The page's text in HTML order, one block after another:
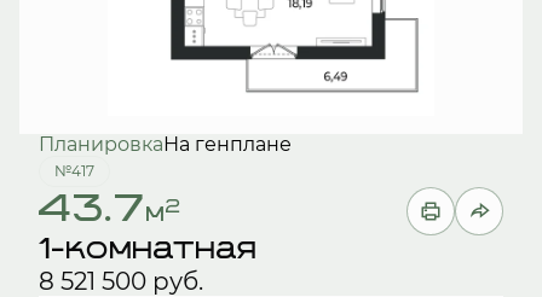
ПланировкаНа генплане
№417
43.7м2
1-комнатная
8 521 500 руб.